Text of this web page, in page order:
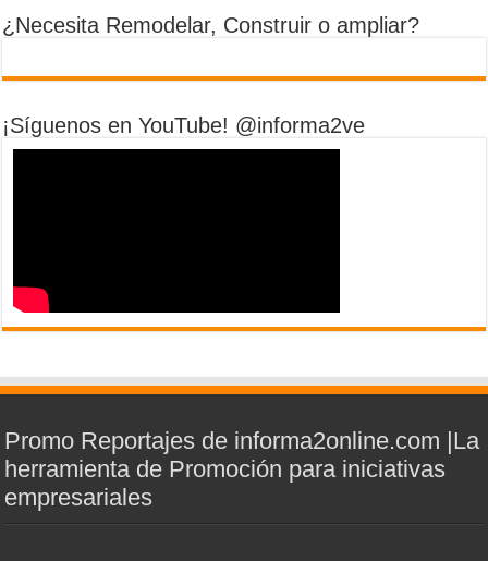
¿Necesita Remodelar, Construir o ampliar?
¡Síguenos en YouTube! @informa2ve
Promo Reportajes de informa2online.com |La
herramienta de Promoción para iniciativas
empresariales